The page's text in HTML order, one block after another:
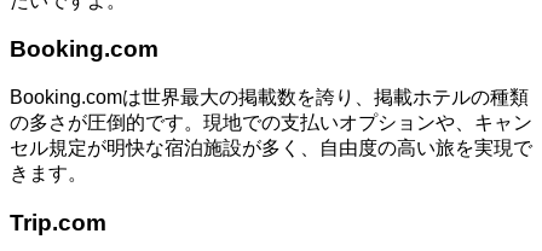
Booking.com
Booking.comは世界最大の掲載数を誇り、掲載ホテルの種類
の多さが圧倒的です。現地での支払いオプションや、キャン
セル規定が明快な宿泊施設が多く、自由度の高い旅を実現で
きます。
Trip.com